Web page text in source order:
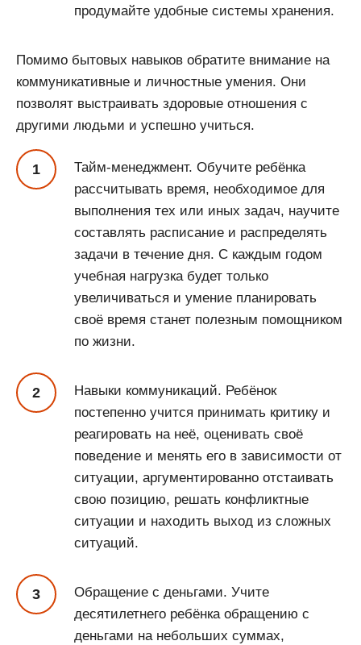
продумайте удобные системы хранения.
Помимо бытовых навыков обратите внимание на
коммуникативные и личностные умения. Они
позволят выстраивать здоровые отношения с
другими людьми и успешно учиться.
Тайм-менеджмент. Обучите ребёнка
рассчитывать время, необходимое для
выполнения тех или иных задач, научите
составлять расписание и распределять
задачи в течение дня. С каждым годом
учебная нагрузка будет только
увеличиваться и умение планировать
своё время станет полезным помощником
по жизни.
Навыки коммуникаций. Ребёнок
постепенно учится принимать критику и
реагировать на неё, оценивать своё
поведение и менять его в зависимости от
ситуации, аргументированно отстаивать
свою позицию, решать конфликтные
ситуации и находить выход из сложных
ситуаций.
Обращение с деньгами. Учите
десятилетнего ребёнка обращению с
деньгами на небольших суммах,